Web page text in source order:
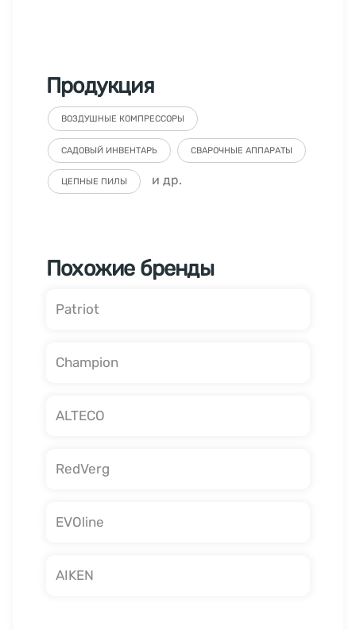
Продукция
ВОЗДУШНЫЕ КОМПРЕССОРЫ
САДОВЫЙ ИНВЕНТАРЬ СВАРОЧНЫЕ АППАРАТЫ
ЦЕПНЫЕ ПИЛЫ и др.
Похожие бренды
Patriot
Champion
ALTECO
RedVerg
EVOline
AIKEN